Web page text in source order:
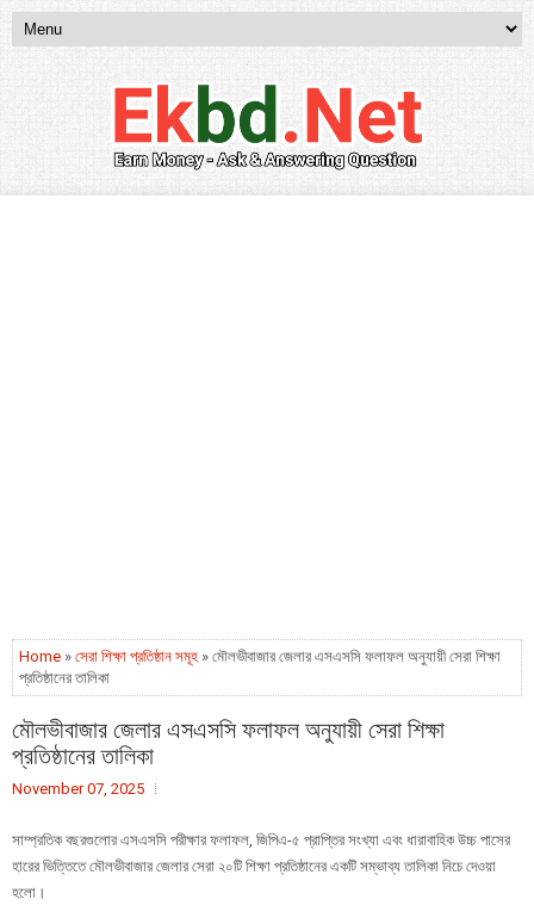
Home » সেরা শিক্ষা প্রতিষ্ঠান সমূহ » মৌলভীবাজার জেলার এসএসসি ফলাফল অনুযায়ী সেরা শিক্ষা
প্রতিষ্ঠানের তালিকা
মৌলভীবাজার জেলার এসএসসি ফলাফল অনুযায়ী সেরা শিক্ষা
প্রতিষ্ঠানের তালিকা
November 07, 2025
সাম্প্রতিক বছরগুলোর এসএসসি পরীক্ষার ফলাফল, জিপিএ-৫ প্রাপ্তির সংখ্যা এবং ধারাবাহিক উচ্চ পাসের
হারের ভিত্তিতে মৌলভীবাজার জেলার সেরা ২০টি শিক্ষা প্রতিষ্ঠানের একটি সম্ভাব্য তালিকা নিচে দেওয়া
হলো।